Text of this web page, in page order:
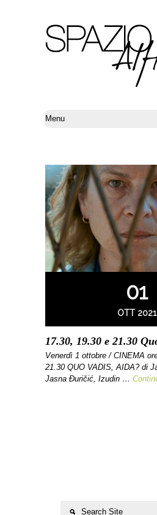
01
OTT 2021
17.30, 19.30 e 21.30
Venerdì 1 ottobre / CINEMA
21.30 QUO VADIS, AIDA? di
Jasna Đuričić, Izudin …